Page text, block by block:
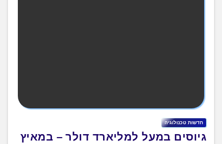
חדשות טכנולוגיה
גיוסים במעל למליארד דולר – במאיץ